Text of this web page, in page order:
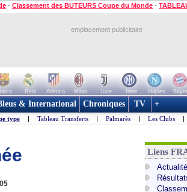
- Classement des BUTEURS Coupe du Monde -
emplacement publicitaire
Real Atletico Milan Juve Inter Naples
& International Chroniques TV +
type | Tableau Transferts | Palmarès | Les Clubs |
Liens